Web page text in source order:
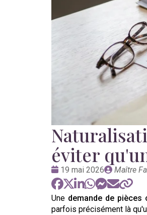
éviter
Date
:
19 mai 2026
Publié
par
Maître
Une demande de pièces
parfois précisément là